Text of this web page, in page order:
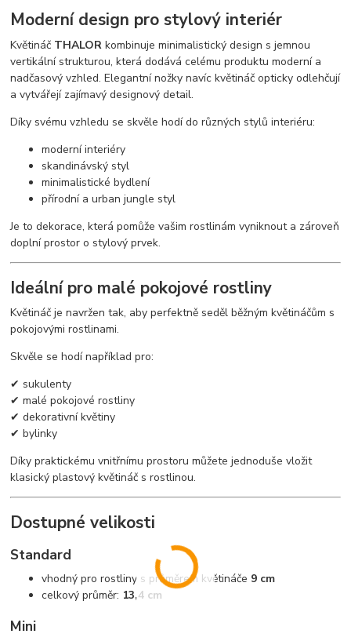
Moderní design pro stylový interiér
Květináč THALOR kombinuje minimalistický design s jemnou
vertikální strukturou, která dodává celému produktu moderní a
nadčasový vzhled. Elegantní nožky navíc květináč opticky odlehčují
a vytvářejí zajímavý designový detail.
Díky svému vzhledu se skvěle hodí do různých stylů interiéru:
moderní interiéry
skandinávský styl
minimalistické bydlení
přírodní a urban jungle styl
Je to dekorace, která pomůže vašim rostlinám vyniknout a zároveň
doplní prostor o stylový prvek.
Ideální pro malé pokojové rostliny
Květináč je navržen tak, aby perfektně seděl běžným květináčům s
pokojovými rostlinami.
Skvěle se hodí například pro:
✔ sukulenty
✔ malé pokojové rostliny
✔ dekorativní květiny
✔ bylinky
Díky praktickému vnitřnímu prostoru můžete jednoduše vložit
klasický plastový květináč s rostlinou.
Dostupné velikosti
Standard
vhodný pro rostliny s průměrem květináče 9 cm
celkový průměr: 13,4 cm
Mini